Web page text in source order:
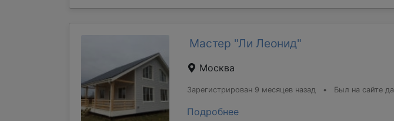
Мастер "Ли Леонид"
Москва
Зарегистрирован 9 месяцев назад • Был на сайте
Подробнее